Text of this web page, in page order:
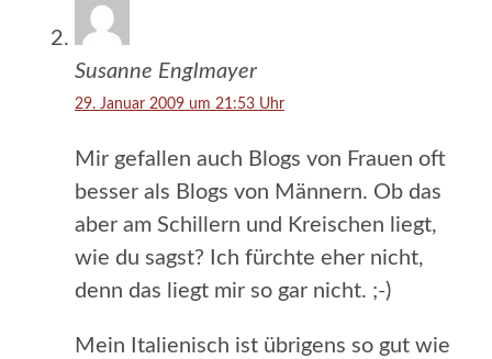
Susanne Englmayer
29. Januar 2009 um 21:53 Uhr
Mir gefallen auch Blogs von Frauen oft
besser als Blogs von Männern. Ob das
aber am Schillern und Kreischen liegt,
wie du sagst? Ich fürchte eher nicht,
denn das liegt mir so gar nicht. ;-)
Mein Italienisch ist übrigens so gut wie